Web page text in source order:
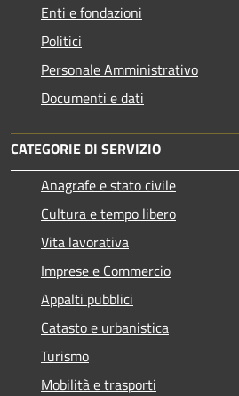
Enti e fondazioni
Politici
Personale Amministrativo
Documenti e dati
CATEGORIE DI SERVIZIO
Anagrafe e stato civile
Cultura e tempo libero
Vita lavorativa
Imprese e Commercio
Appalti pubblici
Catasto e urbanistica
Turismo
Mobilità e trasporti